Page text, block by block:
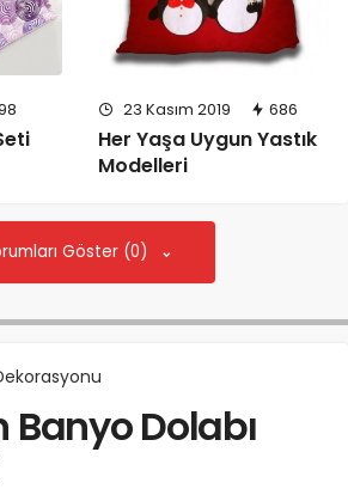
23 Kasım 2019 686
Her Yaşa Uygun Yastık
Modelleri
Göster (0)
Banyo Dolabı